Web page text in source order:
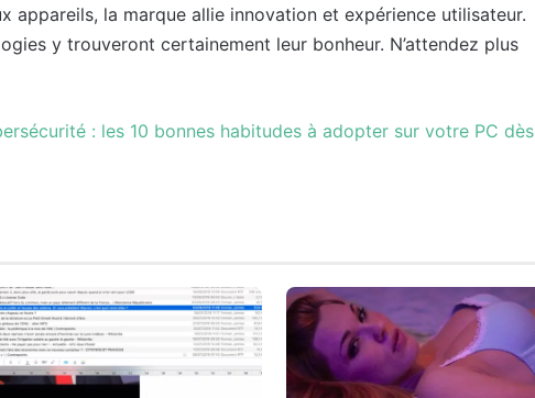
appareils, la marque allie innovation et expérience utilisateur.
y trouveront certainement leur bonheur. N’attendez plus
: les 10 bonnes habitudes à adopter sur votre PC dès